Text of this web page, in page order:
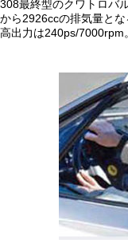
308最終型のクワトロバ
から2926ccの排気量と
高出力は240ps/7000rpm。